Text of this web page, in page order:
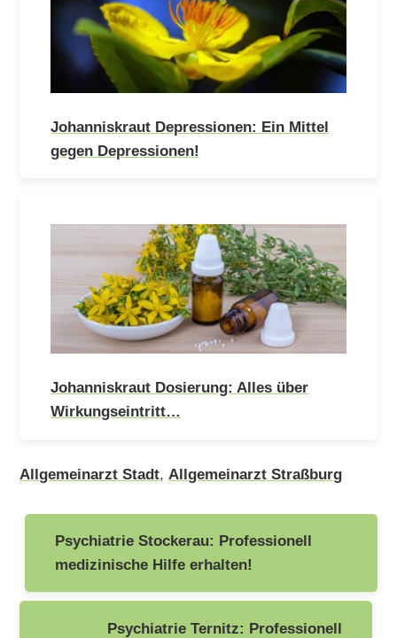
Johanniskraut Depressionen: Ein Mittel
gegen Depressionen!
Johanniskraut Dosierung: Alles über
Wirkungseintritt…
Allgemeinarzt Stadt, Allgemeinarzt Straßburg
Beitragsnavigation
Psychiatrie Stockerau: Professionell
medizinische Hilfe erhalten!
Psychiatrie Ternitz: Professionell